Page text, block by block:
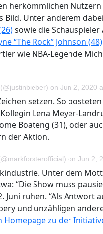
herkömmlichen Nutzern
Unter anderem
sowie die Schauspieler
“The Rock” Johnson (48)
wie NBA-Legende
on Jun 2, 2020
setzen. So
Lena Meyer-
Boateng (31), oder
der Aktion.
on Jun 2,
Unter dem
“Die Show muss
Juni ruhen. “Als Antwort
und unzähligen
Homepage zu der